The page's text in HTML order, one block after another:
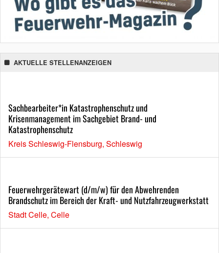
AKTUELLE STELLENANZEIGEN
Sachbearbeiter*in Katastrophenschutz und
Krisenmanagement im Sachgebiet Brand- und
Katastrophenschutz
Kreis Schleswig-Flensburg, Schleswig
Feuerwehrgerätewart (d/m/w) für den Abwehrenden
Brandschutz im Bereich der Kraft- und Nutzfahrzeugwerkstatt
Stadt Celle, Celle